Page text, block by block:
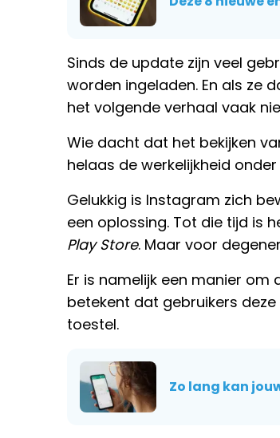
Sinds de update zijn veel
worden ingeladen. En als ze
het volgende verhaal vaak
Wie dacht dat het bekijken
helaas de werkelijkheid
Gelukkig is Instagram zich
een oplossing. Tot die tijd is
Play Store. Maar voor
Er is namelijk een manier
betekent dat gebruikers
toestel.
Zo lang kan